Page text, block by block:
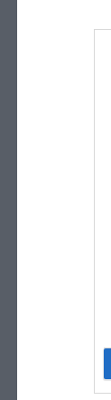
Casal
Carlina